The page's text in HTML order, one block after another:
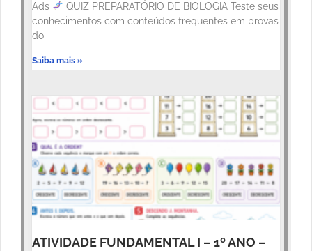
Ads
QUIZ PREPARATÓRIO DE BIOLOGIA Teste seus
conhecimentos com conteúdos frequentes em provas
do
Saiba mais »
ATIVIDADE FUNDAMENTAL I – 1º ANO –